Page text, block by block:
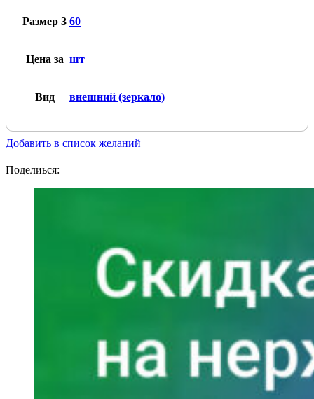
Размер 3 60
Цена за шт
Вид внешний (зеркало)
Добавить в список желаний
Поделиься: